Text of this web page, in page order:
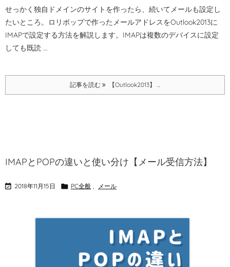
せっかく独自ドメインのサイトを作ったら、続いてメールも設定し
たいところ。
ロリポップで作ったメールアドレスをOutlook2013に
IMAPで設定する方法を解説します。 IMAPは複数のデバイスに設定
しても既読 ...
記事を読む 【Outlook2013】 ...
IMAPとPOPの違いと使い分け【メール受信方法】
 2018年11月15日  PC全般 , メール